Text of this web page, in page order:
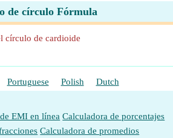
de círculo Fórmula
círculo de cardioide
Portuguese Polish Dutch
EMI en línea Calculadora de porcentajes
Calculadora de promedios